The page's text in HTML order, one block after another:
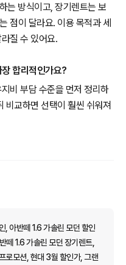
는 방식이고, 장기렌트는 보
점이 달라요. 이용 목적과 세
질 수 있어요.
합리적인가요?
비 부담 수준을 먼저 정리하
비교하면 선택이 훨씬 쉬워져
아반떼 1.6 가솔린 모던 할인
떼 1.6 가솔린 모던 장기렌트,
로모션, 현대 3월 할인가, 그랜